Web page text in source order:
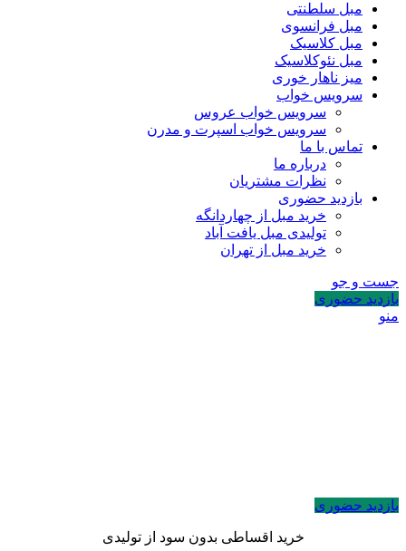
مبل سلطنتی
مبل فرانسوی
مبل کلاسیک
مبل نئوکلاسیک
میز ناهار خوری
سرویس خواب
سرویس خواب عروس
سرویس خواب اسپرت و مدرن
تماس با ما
درباره ما
نظرات مشتریان
بازدید حضوری
خرید مبل از چهاردانگه
تولیدی مبل یافت آباد
خرید مبل از تهران
جست و جو
بازدید حضوری
منو
بازدید حضوری
خرید اقساطی بدون سود از تولیدی